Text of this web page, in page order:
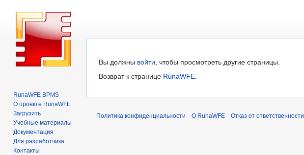
Перейти
к
Перейти
к
Вы должны войти, чтобы просмотреть другие страницы.
Возврат к странице RunaWFE.
RunaWFE BPMS
О проекте RunaWFE
Загрузить
Учебные материалы
Документация
Для разработчика
Контакты
Политика конфиденциальности О RunaWFE Отказ от ответственности